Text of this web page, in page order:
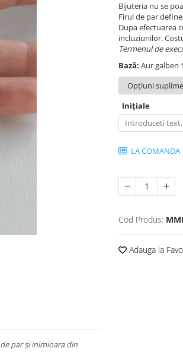
Bijuteria nu se
Firul de par
Dupa efectuarea
incluziunilor.
Termenul de
Bază: Aur galben
Inițiale
LA COMANDA
Cod Produs:
Adauga la
par și inimioara din